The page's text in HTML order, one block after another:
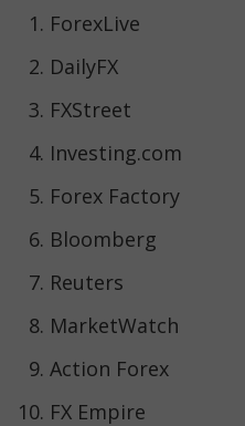
ForexLive
DailyFX
FXStreet
Investing.com
Forex Factory
Bloomberg
Reuters
MarketWatch
Action Forex
FX Empire